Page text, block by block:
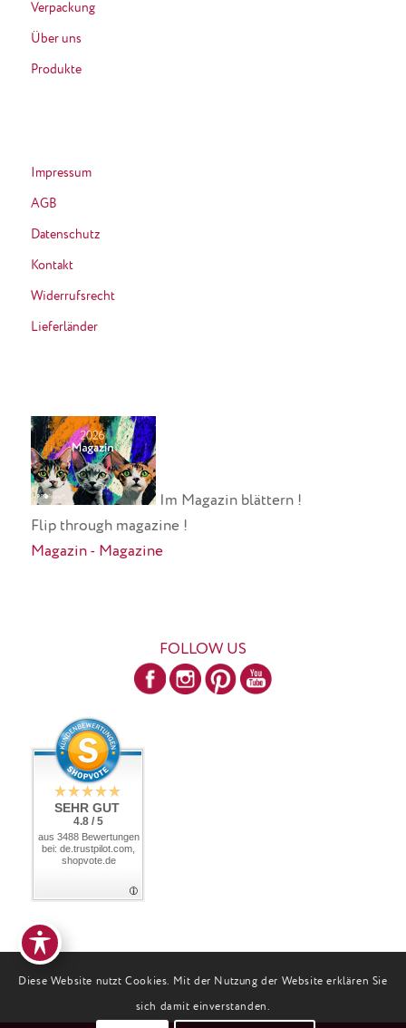
Verpackung
Über uns
Produkte
Impressum
AGB
Datenschutz
Kontakt
Widerrufsrecht
Lieferländer
Im Magazin blättern !
Flip through magazine !
Magazin - Magazine
FOLLOW US
SEHR GUT
4.8 / 5
aus 3488 Bewertungen
bei: de.trustpilot.com,
shopvote.de
Diese Website nutzt Cookies. Mit der Nutzung der Website erklären Sie
sich damit einverstanden.